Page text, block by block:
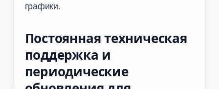
графики.
Постоянная техническая
поддержка и
периодические